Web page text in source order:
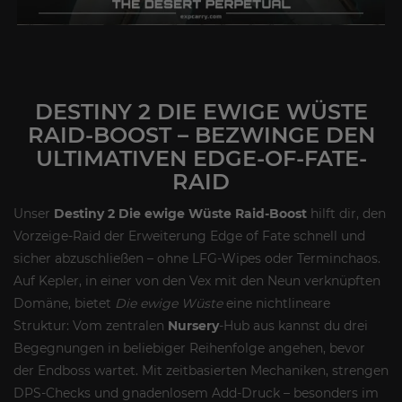
DESTINY 2 DIE EWIGE WÜSTE
RAID-BOOST – BEZWINGE DEN
ULTIMATIVEN EDGE-OF-FATE-
RAID
Unser Destiny 2 Die ewige Wüste Raid-Boost hilft dir, den
Vorzeige-Raid der Erweiterung Edge of Fate schnell und
sicher abzuschließen – ohne LFG-Wipes oder Terminchaos.
Auf Kepler, in einer von den Vex mit den Neun verknüpften
Domäne, bietet Die ewige Wüsteeine nichtlineare
Struktur: Vom zentralen Nursery-Hub aus kannst du drei
Begegnungen in beliebiger Reihenfolge angehen, bevor
der Endboss wartet. Mit zeitbasierten Mechaniken, strengen
DPS-Checks und gnadenlosem Add-Druck – besonders im